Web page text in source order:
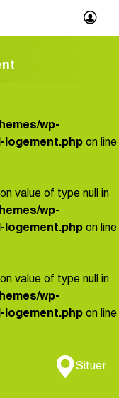
wp-
on line
value of type null in
wp-
on line
value of type null in
wp-
on line
Situer